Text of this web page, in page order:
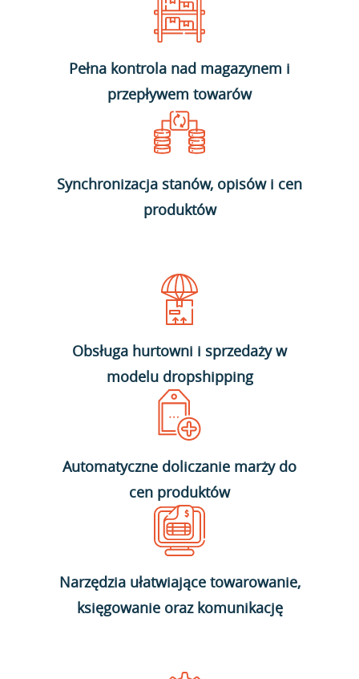
Pełna kontrola nad magazynem i
przepływem towarów
Synchronizacja stanów, opisów i cen
produktów
Obsługa hurtowni i sprzedaży w
modelu dropshipping
Automatyczne doliczanie marży do
cen produktów
Narzędzia ułatwiające towarowanie,
księgowanie oraz komunikację